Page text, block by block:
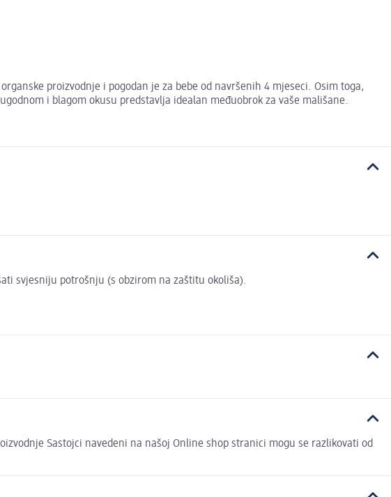
proizvodnje i pogodan je za bebe od navršenih 4 mjeseci. Osim toga,
i blagom okusu predstavlja idealan međuobrok za vaše mališane.
svjesniju potrošnju (s obzirom na zaštitu okoliša).
Sastojci navedeni na našoj Online shop stranici mogu se razlikovati od